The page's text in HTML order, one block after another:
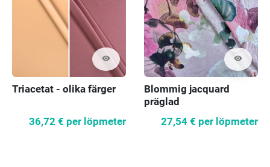
visibility
Triacetat - olika färger
36,72 € per löpmeter
visibility
Blommig jacquard
präglad
27,54 € per löpmeter